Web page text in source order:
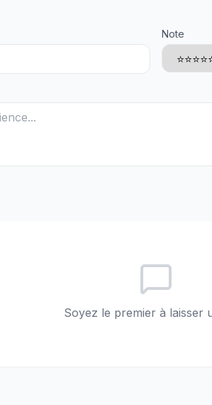
Note
Soyez le premier à laisser